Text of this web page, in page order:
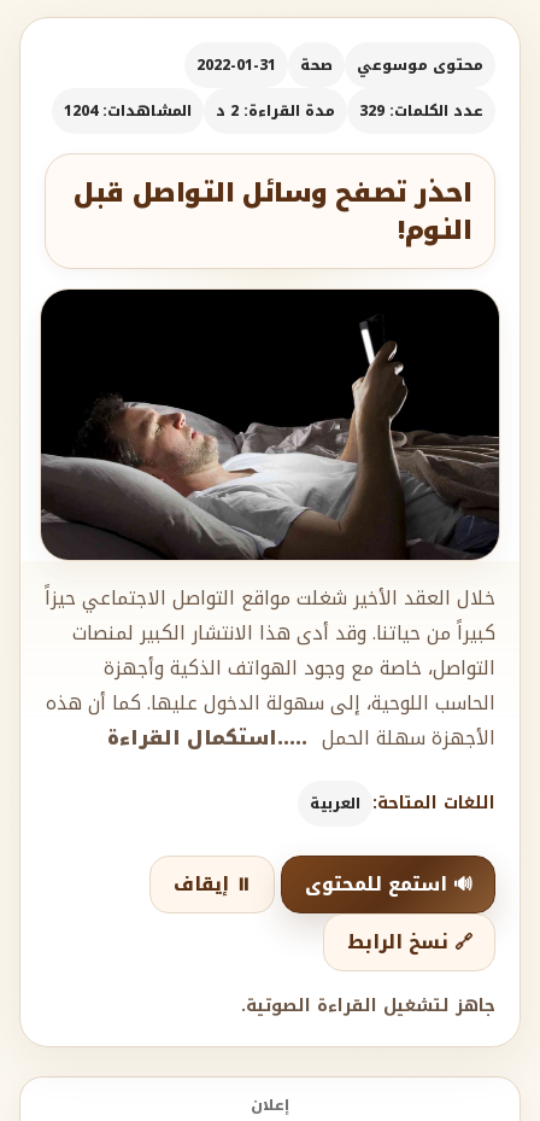
محتوى موسوعي صحة
2022-01-31
عدد الكلمات: 329
مدة القراءة: 2 د المشاهدات: 1204
احذر تصفح وسائل التواصل قبل
النوم!
خلال العقد الأخير شغلت مواقع التواصل الاجتماعي حيزاً
كبيراً من حياتنا. وقد أدى هذا الانتشار الكبير لمنصات
التواصل، خاصة مع وجود الهواتف الذكية وأجهزة
الحاسب اللوحية، إلى سهولة الدخول عليها. كما أن هذه
الأجهزة سهلة الحمل .....استكمال القراءة
اللغات المتاحة: العربية
🔊 استمع للمحتوى
⏸️ إيقاف
🔗 نسخ الرابط
جاهز لتشغيل القراءة الصوتية.
إعلان